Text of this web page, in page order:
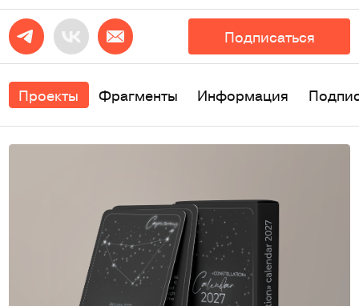
Подписаться
Проекты Фрагменты Информация